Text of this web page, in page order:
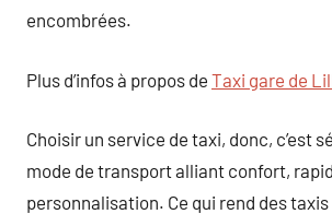
encombrées.
Plus d’infos à propos de Taxi gare de
Choisir un service de taxi, donc, c’est
mode de transport alliant confort,
personnalisation. Ce qui rend des